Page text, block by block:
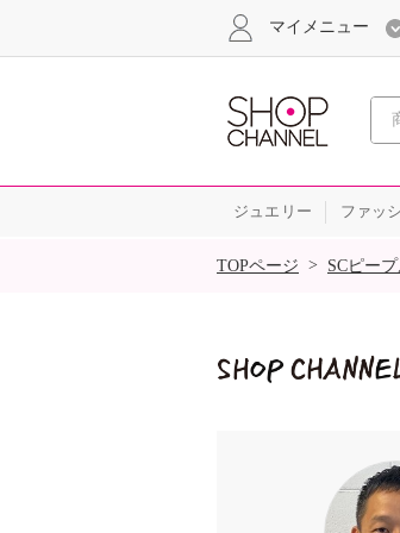
マイメニュー
ジュエリー ファッ
SALE
TOPページ > SCピー